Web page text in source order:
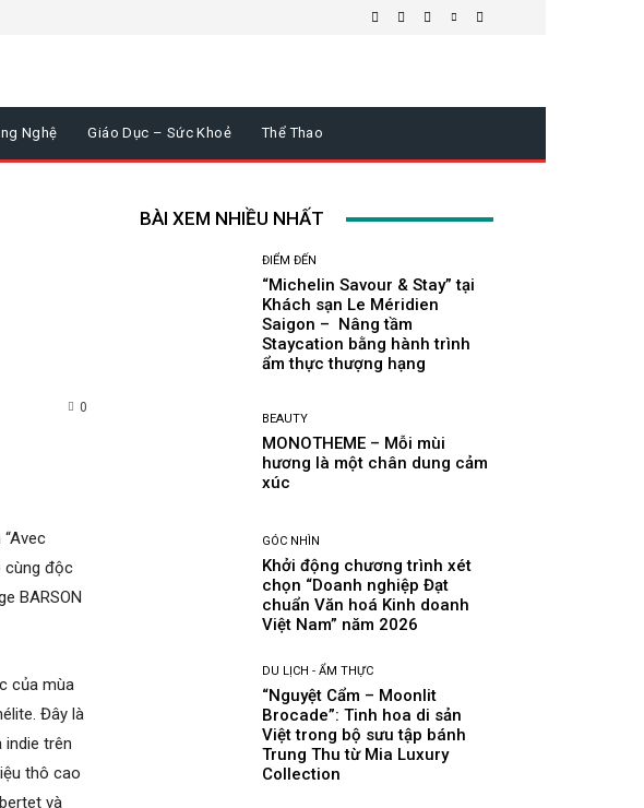
Nghệ Giáo Dục – Sức Khoẻ Thể Thao
0
cùng độc
BARSON
của mùa
Đây là
trên
thô cao
và
BÀI XEM NHIỀU NHẤT
ĐIỂM ĐẾN
“Michelin Savour & Stay” tại
Khách sạn Le Méridien
Saigon – Nâng tầm
Staycation bằng hành trình
ẩm thực thượng hạng
BEAUTY
MONOTHEME – Mỗi mùi
hương là một chân dung cảm
xúc
GÓC NHÌN
Khởi động chương trình xét
chọn “Doanh nghiệp Đạt
chuẩn Văn hoá Kinh doanh
Việt Nam” năm 2026
DU LỊCH - ẨM THỰC
“Nguyệt Cẩm – Moonlit
Brocade”: Tinh hoa di sản
Việt trong bộ sưu tập bánh
Trung Thu từ Mia Luxury
Collection